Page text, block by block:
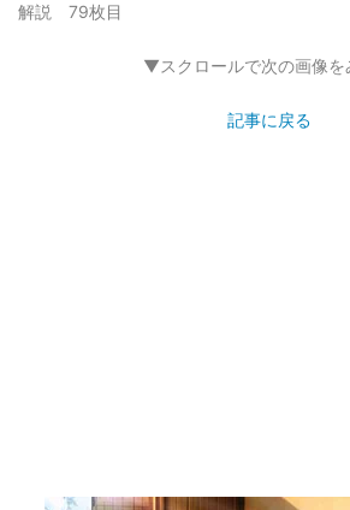
解説 79枚目
▼スクロールで次の画像
記事に戻る